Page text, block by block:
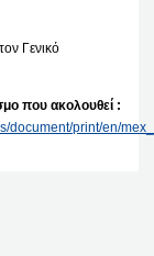
Γενικό
που ακολουθεί :
document/print/en/